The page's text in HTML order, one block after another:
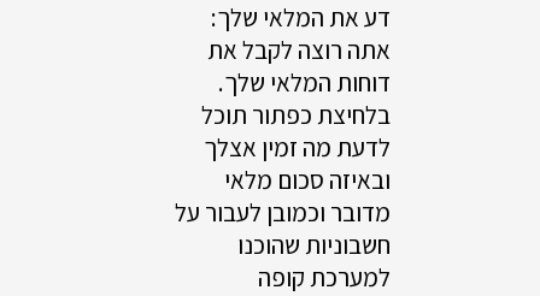
דע את המלאי שלך:
אתה רוצה לקבל את
דוחות המלאי שלך.
בלחיצת כפתור תוכל
לדעת מה זמין אצלך
ובאיזה סכום מלאי
מדובר וכמובן לעבור על
חשבוניות שהוכנו
למערכת קופה